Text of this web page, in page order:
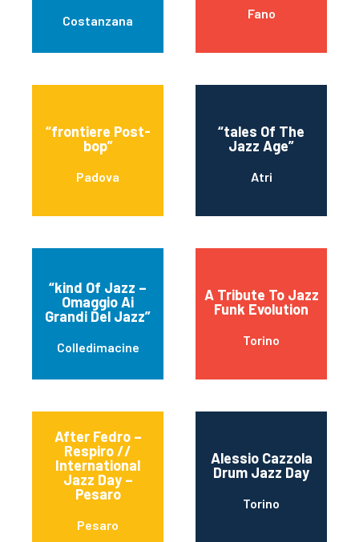
Costanzana Fano
“frontiere Post-
bop”
Padova
“tales Of The
Jazz Age”
Atri
“kind Of Jazz –
Omaggio Ai
Grandi Del Jazz”
Colledimacine
A Tribute To Jazz
Funk Evolution
Torino
After Fedro –
Respiro //
International
Jazz Day –
Pesaro
Pesaro
Alessio Cazzola
Drum Jazz Day
Torino